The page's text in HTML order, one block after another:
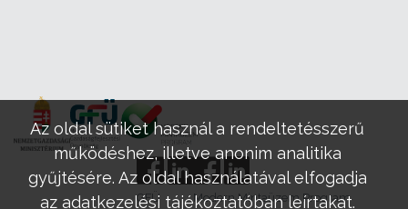
GFÜ Modern Mintaüzem Program
Az oldal sütiket használ a rendeltetésszerű
működéshez, illetve anonim analitika
gyűjtésére. Az oldal használatával elfogadja
az adatkezelési tájékoztatóban leírtakat.